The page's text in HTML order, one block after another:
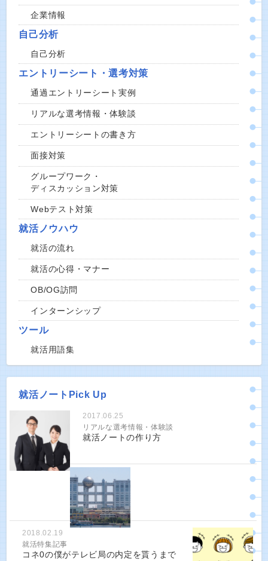
企業情報
自己分析
自己分析
エントリーシート・選考対策
通過エントリーシート実例
リアルな選考情報・体験談
エントリーシートの書き方
面接対策
グループワーク・
ディスカッション対策
Webテスト対策
就活ノウハウ
就活の流れ
就活の心得・マナー
OB/OG訪問
インターンシップ
ツール
就活用語集
就活ノートPick Up
2017.06.25
リアルな選考情報・体験談
就活ノートの作り方
2018.02.19
就活特集記事
コネ0の僕がテレビ局の内定を貰うまで